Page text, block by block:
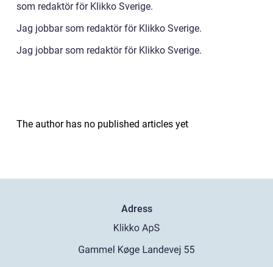
som redaktör för Klikko Sverige.
Jag jobbar som redaktör för Klikko Sverige.
Jag jobbar som redaktör för Klikko Sverige.
The author has no published articles yet
Adress